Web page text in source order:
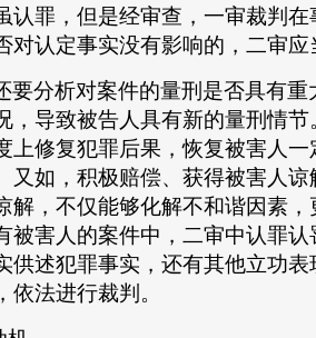
认罪，但是经审查，一审裁判
对认定事实没有影响的，二审应
要分析对案件的量刑是否具有
，导致被告人具有新的量刑情
上修复犯罪后果，恢复被害人
又如，积极赔偿、获得被害人
解，不仅能够化解不和谐因素
被害人的案件中，二审中认罪
供述犯罪事实，还有其他立功
法进行裁判。